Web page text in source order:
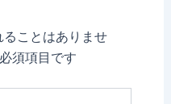
ことはありませ
須項目です